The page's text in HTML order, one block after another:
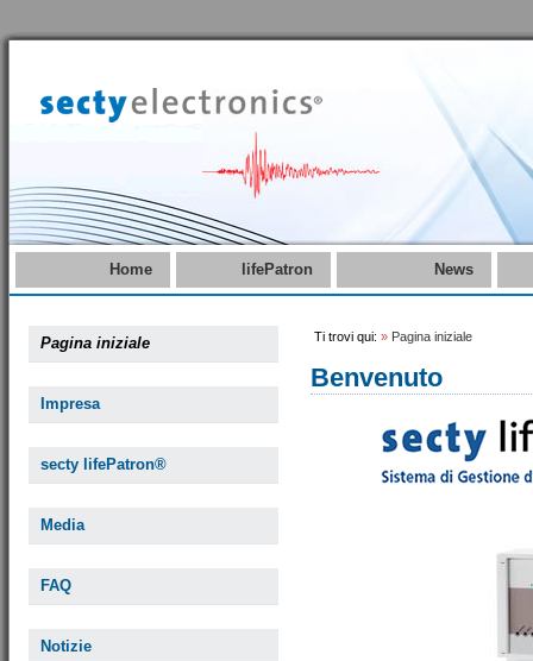
Home lifePatron News
Pagina iniziale
Impresa
secty lifePatron®
Media
FAQ
Notizie
Ti trovi qui: » Pagina iniziale
Benvenuto